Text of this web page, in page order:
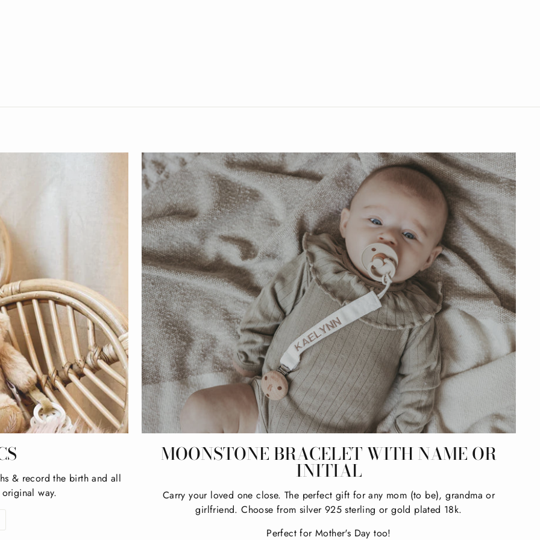
& record the birth and all
way.
MOONSTONE BRACELET WITH NAME OR
INITIAL
Carry your loved one close. The perfect gift for any mom (to be), grandma or
girlfriend. Choose from silver 925 sterling or gold plated 18k.
Perfect for Mother's Day too!